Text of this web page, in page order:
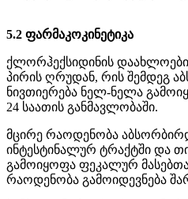
5.2 ფარმაკოკინეტიკა
ქლორჰექსიდინის
პირის ღრუდან, რის შემდეგ
ნივთიერება ნელ-ნელა
24 საათის განმავლობაში.
მცირე რაოდენობა
ინტესტინალურ ტრაქტში და
გამოიყოფა ფეკალურ
რაოდენობა გამოიდევნება